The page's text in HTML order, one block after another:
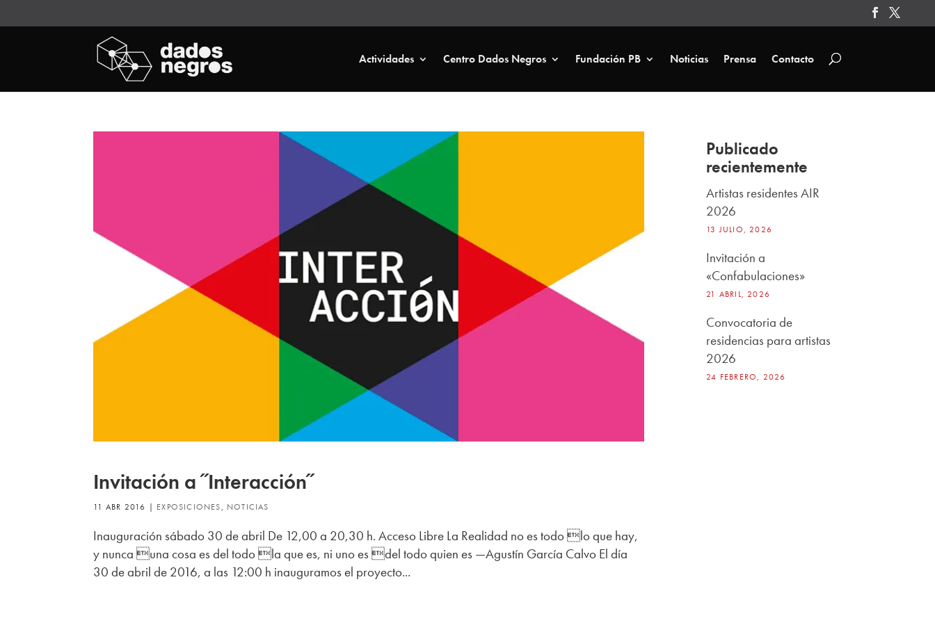
Actividades Centro Dados Negros Fundación PB Noticias Prensa Contacto
Invitación a ˝Interacción˝
11 ABR 2016 | EXPOSICIONES, NOTICIAS
Inauguración sábado 30 de abril De 12,00 a 20,30 h. Acceso Libre La Realidad no es todo lo que hay,
y nunca una cosa es del todo la que es, ni uno es del todo quien es —Agustín García Calvo El día
30 de abril de 2016, a las 12:00 h inauguramos el proyecto...
Publicado
recientemente
Artistas residentes AIR
2026
13 JULIO, 2026
Invitación a
«Confabulaciones»
21 ABRIL, 2026
Convocatoria de
residencias para artistas
2026
24 FEBRERO, 2026